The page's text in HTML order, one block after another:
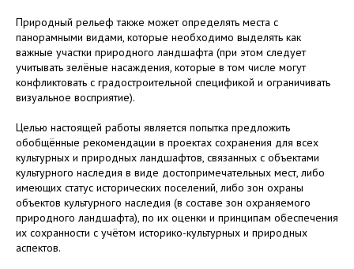
Природный рельеф также может определять места с
панорамными видами, которые необходимо выделять как
важные участки природного ландшафта (при этом следует
учитывать зелёные насаждения, которые в том числе могут
конфликтовать с градостроительной спецификой и ограничивать
визуальное восприятие).
Целью настоящей работы является попытка предложить
обобщённые рекомендации в проектах сохранения для всех
культурных и природных ландшафтов, связанных с объектами
культурного наследия в виде достопримечательных мест, либо
имеющих статус исторических поселений, либо зон охраны
объектов культурного наследия (в составе зон охраняемого
природного ландшафта), по их оценки и принципам обеспечения
их сохранности с учётом историко-культурных и природных
аспектов.